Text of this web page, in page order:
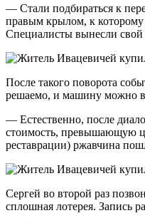
— Стали подбираться к
правым крылом, к которому
Специалисты вынесли свой
После такого поворота
решаемо, и машину можно
— Естественно, после
стоимость, превышающую
реставрации) ржавчина
Сергей во второй раз
сплошная лотерея. Запись